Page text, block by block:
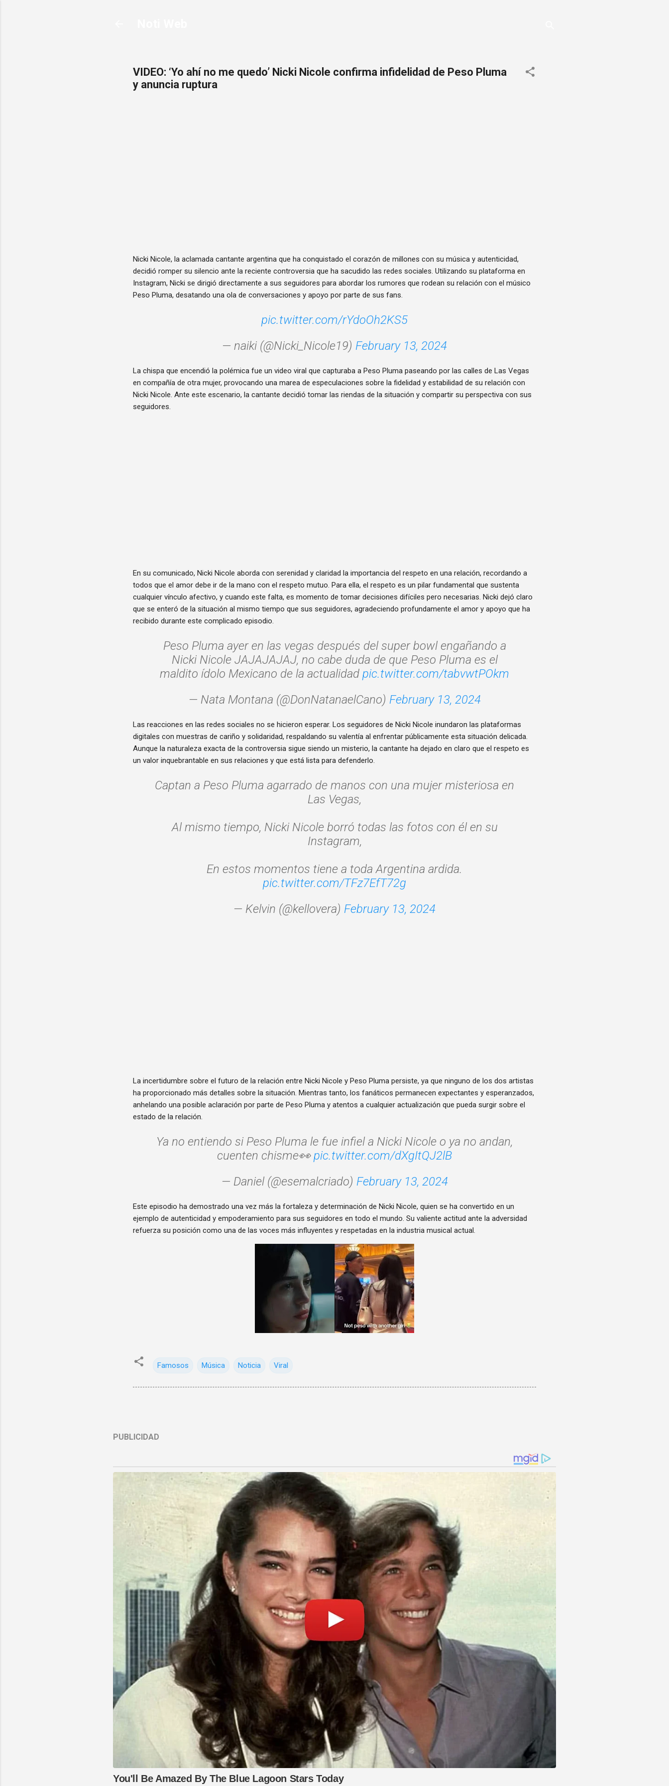
VIDEO: ‘Yo ahí no me quedo’ Nicki Nicole confirma infidelidad de Peso Pluma
y anuncia ruptura
Nicki Nicole, la aclamada cantante argentina que ha conquistado el corazón de millones con su música y autenticidad,
decidió romper su silencio ante la reciente controversia que ha sacudido las redes sociales. Utilizando su plataforma en
Instagram, Nicki se dirigió directamente a sus seguidores para abordar los rumores que rodean su relación con el músico
Peso Pluma, desatando una ola de conversaciones y apoyo por parte de sus fans.
pic.twitter.com/rYdoOh2KS5
— naiki (@Nicki_Nicole19) February 13, 2024
La chispa que encendió la polémica fue un video viral que capturaba a Peso Pluma paseando por las calles de Las Vegas
en compañía de otra mujer, provocando una marea de especulaciones sobre la fidelidad y estabilidad de su relación con
Nicki Nicole. Ante este escenario, la cantante decidió tomar las riendas de la situación y compartir su perspectiva con sus
seguidores.
En su comunicado, Nicki Nicole aborda con serenidad y claridad la importancia del respeto en una relación, recordando a
todos que el amor debe ir de la mano con el respeto mutuo. Para ella, el respeto es un pilar fundamental que sustenta
cualquier vínculo afectivo, y cuando este falta, es momento de tomar decisiones difíciles pero necesarias. Nicki dejó claro
que se enteró de la situación al mismo tiempo que sus seguidores, agradeciendo profundamente el amor y apoyo que ha
recibido durante este complicado episodio.
Peso Pluma ayer en las vegas después del super bowl engañando a
Nicki Nicole JAJAJAJAJ, no cabe duda de que Peso Pluma es el
maldito ídolo Mexicano de la actualidad pic.twitter.com/tabvwtPOkm
— Nata Montana (@DonNatanaelCano) February 13, 2024
Las reacciones en las redes sociales no se hicieron esperar. Los seguidores de Nicki Nicole inundaron las plataformas
digitales con muestras de cariño y solidaridad, respaldando su valentía al enfrentar públicamente esta situación delicada.
Aunque la naturaleza exacta de la controversia sigue siendo un misterio, la cantante ha dejado en claro que el respeto es
un valor inquebrantable en sus relaciones y que está lista para defenderlo.
Captan a Peso Pluma agarrado de manos con una mujer misteriosa en
Las Vegas,
Al mismo tiempo, Nicki Nicole borró todas las fotos con él en su
Instagram,
En estos momentos tiene a toda Argentina ardida.
pic.twitter.com/TFz7EfT72g
— Kelvin (@kellovera) February 13, 2024
La incertidumbre sobre el futuro de la relación entre Nicki Nicole y Peso Pluma persiste, ya que ninguno de los dos artistas
ha proporcionado más detalles sobre la situación. Mientras tanto, los fanáticos permanecen expectantes y esperanzados,
anhelando una posible aclaración por parte de Peso Pluma y atentos a cualquier actualización que pueda surgir sobre el
estado de la relación.
Ya no entiendo si Peso Pluma le fue infiel a Nicki Nicole o ya no andan,
cuenten chisme👀pic.twitter.com/dXgItQJ2lB
— Daniel (@esemalcriado) February 13, 2024
Este episodio ha demostrado una vez más la fortaleza y determinación de Nicki Nicole, quien se ha convertido en un
ejemplo de autenticidad y empoderamiento para sus seguidores en todo el mundo. Su valiente actitud ante la adversidad
refuerza su posición como una de las voces más influyentes y respetadas en la industria musical actual.
Famosos Música Noticia Viral
PUBLICIDAD